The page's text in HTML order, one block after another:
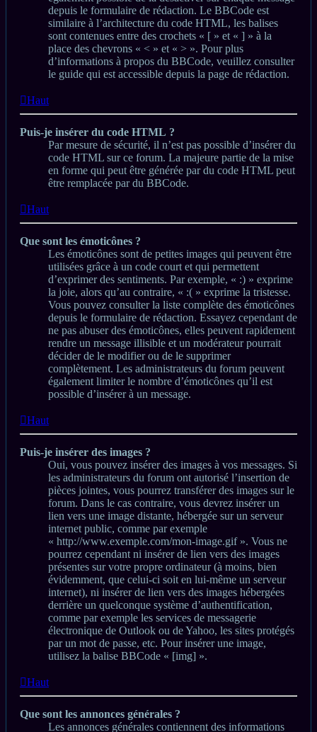
depuis le formulaire de rédaction. Le BBCode est
similaire à l’architecture du code HTML, les balises
sont contenues entre des crochets « [ » et « ] » à la
place des chevrons « < » et « > ». Pour plus
d’informations à propos du BBCode, veuillez consulter
le guide qui est accessible depuis la page de rédaction.
Haut
Puis-je insérer du code HTML ?
Par mesure de sécurité, il n’est pas possible d’insérer du
code HTML sur ce forum. La majeure partie de la mise
en forme qui peut être générée par du code HTML peut
être remplacée par du BBCode.
Haut
Que sont les émoticônes ?
Les émoticônes sont de petites images qui peuvent être
utilisées grâce à un code court et qui permettent
d’exprimer des sentiments. Par exemple, « :) » exprime
la joie, alors qu’au contraire, « :( » exprime la tristesse.
Vous pouvez consulter la liste complète des émoticônes
depuis le formulaire de rédaction. Essayez cependant de
ne pas abuser des émoticônes, elles peuvent rapidement
rendre un message illisible et un modérateur pourrait
décider de le modifier ou de le supprimer
complètement. Les administrateurs du forum peuvent
également limiter le nombre d’émoticônes qu’il est
possible d’insérer à un message.
Haut
Puis-je insérer des images ?
Oui, vous pouvez insérer des images à vos messages. Si
les administrateurs du forum ont autorisé l’insertion de
pièces jointes, vous pourrez transférer des images sur le
forum. Dans le cas contraire, vous devrez insérer un
lien vers une image distante, hébergée sur un serveur
internet public, comme par exemple
« http://www.exemple.com/mon-image.gif ». Vous ne
pourrez cependant ni insérer de lien vers des images
présentes sur votre propre ordinateur (à moins, bien
évidemment, que celui-ci soit en lui-même un serveur
internet), ni insérer de lien vers des images hébergées
derrière un quelconque système d’authentification,
comme par exemple les services de messagerie
électronique de Outlook ou de Yahoo, les sites protégés
par un mot de passe, etc. Pour insérer une image,
utilisez la balise BBCode « [img] ».
Haut
Que sont les annonces générales ?
Les annonces générales contiennent des informations